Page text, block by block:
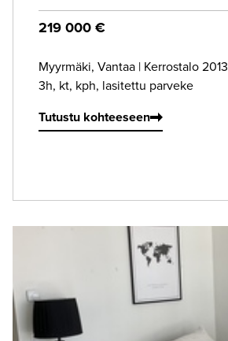
219 000 €
Myyrmäki, Vantaa | Kerrostalo 2013
3h, kt, kph, lasitettu parveke
Tutustu kohteeseen